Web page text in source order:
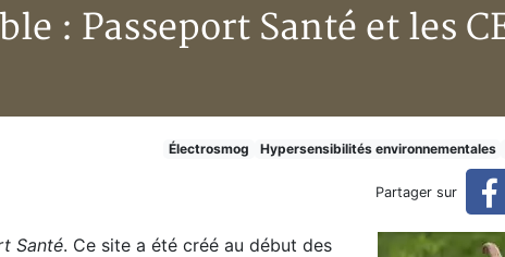
: Passeport Santé et les
CEM ou l’art de ménager la chèvre et le chou
: Passeport Santé et les
Électrosmog Hypersensibilités environnementales
Partager sur
Santé. Ce site a été créé au début des